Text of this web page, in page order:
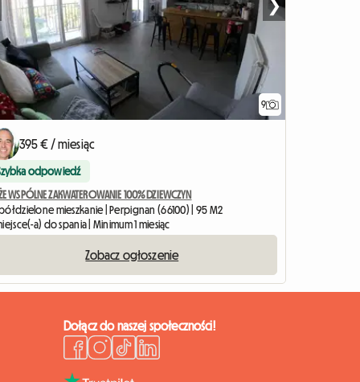
9
❯
395 € / miesiąc
odpowiedź
WSPÓLNE ZAKWATEROWANIE 100% DZIEWCZYN
mieszkanie | Perpignan (66100) | 95 M2
a) do spania | Minimum 1 miesiąc
Zobacz ogłoszenie
Dołącz do naszej społeczności!